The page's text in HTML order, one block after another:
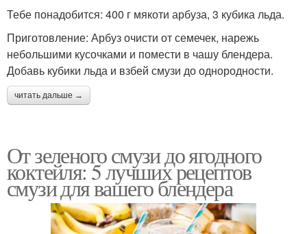
Тебе понадобится: 400 г мякоти арбуза, 3 кубика льда.
Приготовление: Арбуз очисти от семечек, нарежь
небольшими кусочками и помести в чашу блендера.
Добавь кубики льда и взбей смузи до однородности.
читать дальше →
От зеленого смузи до ягодного
коктейля: 5 лучших рецептов
смузи для вашего блендера